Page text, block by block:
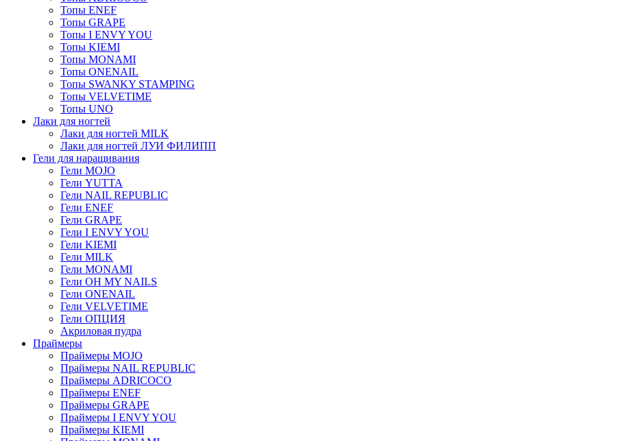
Топы ENEF
Топы GRAPE
Топы I ENVY YOU
Топы KIEMI
Топы MONAMI
Топы ONENAIL
Топы SWANKY STAMPING
Топы VELVETIME
Топы UNO
Лаки для ногтей
Лаки для ногтей MILK
Лаки для ногтей ЛУИ ФИЛИПП
Гели для наращивания
Гели MOJO
Гели YUTTA
Гели NAIL REPUBLIC
Гели ENEF
Гели GRAPE
Гели I ENVY YOU
Гели KIEMI
Гели MILK
Гели MONAMI
Гели OH MY NAILS
Гели ONENAIL
Гели VELVETIME
Гели ОПЦИЯ
Акриловая пудра
Праймеры
Праймеры MOJO
Праймеры NAIL REPUBLIC
Праймеры ADRICOCO
Праймеры ENEF
Праймеры GRAPE
Праймеры I ENVY YOU
Праймеры KIEMI